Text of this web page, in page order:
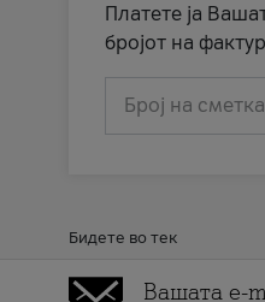
Платете ја
бројот на
Број на сметка
Бидете во тек